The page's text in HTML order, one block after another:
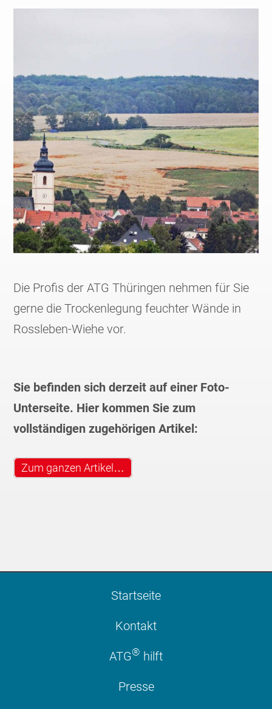
Die Profis der ATG Thüringen nehmen für Sie
gerne die Trockenlegung feuchter Wände in
Rossleben-Wiehe vor.
Sie befinden sich derzeit auf einer Foto-
Unterseite. Hier kommen Sie zum
vollständigen zugehörigen Artikel:
Zum ganzen Artikel…
Startseite
Kontakt
ATG® hilft
Presse